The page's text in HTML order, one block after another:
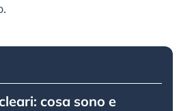
cosa sono e